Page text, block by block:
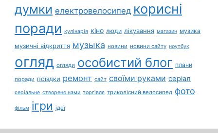
думки електровелосипед корисні
поради кулінарія кіно люди лікування магазин музика
музичні відкриття музыка новини новини сайту ноутбук
огляд огляди особистий блог плани
поради поїздки ремонт сайт своїми руками серіал
серіальне створено нами торгівля триколісний велосипед фото
фільм ігри ідеї